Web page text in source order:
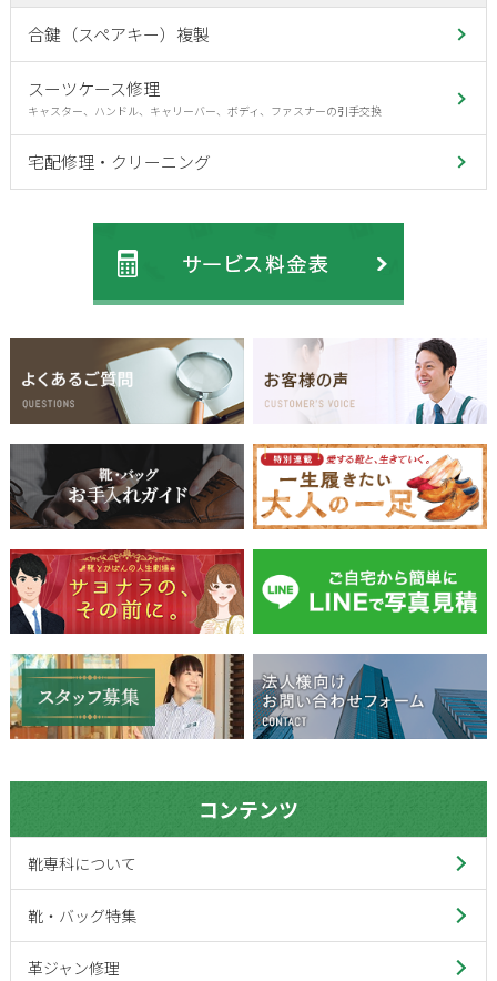
合鍵（スペアキー）複製
スーツケース修理
キャスター、ハンドル、キャリーバー、ボディ、ファスナーの引手交換
宅配修理・クリーニング
コンテンツ
靴専科について
靴・バッグ特集
革ジャン修理